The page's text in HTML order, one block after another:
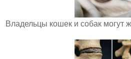
Владельцы кошек и собак могут